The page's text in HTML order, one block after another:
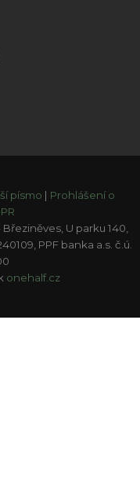
písmo | Prohlášení o
U parku 140,
PPF banka a.s. č.ú.
onehalf.cz